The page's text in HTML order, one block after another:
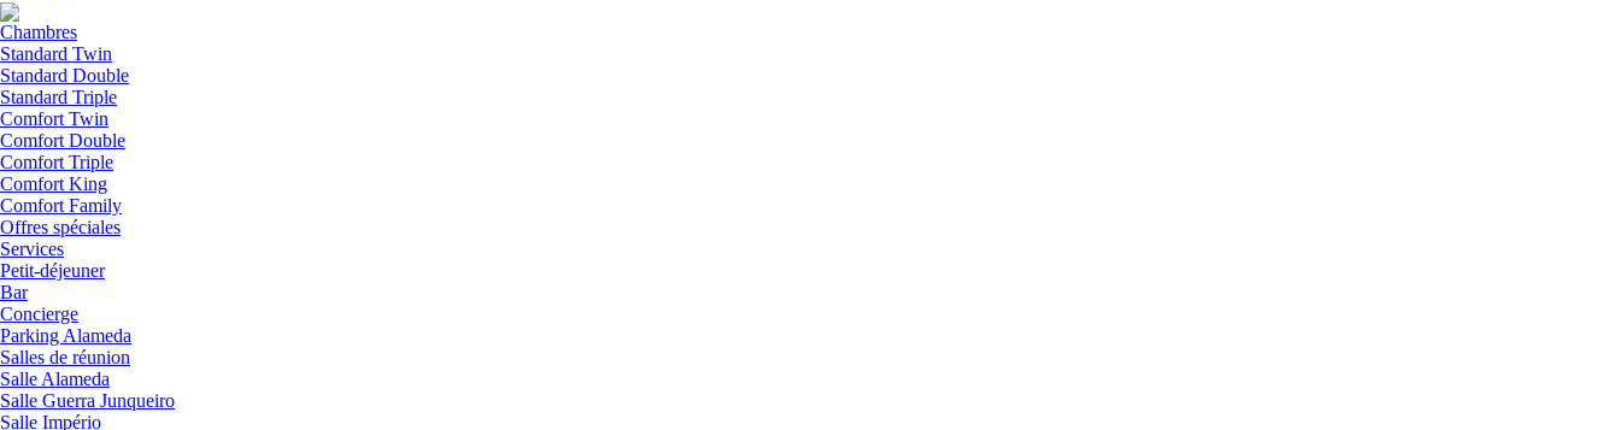
Chambres
Standard Twin
Standard Double
Standard Triple
Comfort Twin
Comfort Double
Comfort Triple
Comfort King
Comfort Family
Offres spéciales
Services
Petit-déjeuner
Bar
Concierge
Parking Alameda
Salles de réunion
Salle Alameda
Salle Guerra Junqueiro
Salle Império